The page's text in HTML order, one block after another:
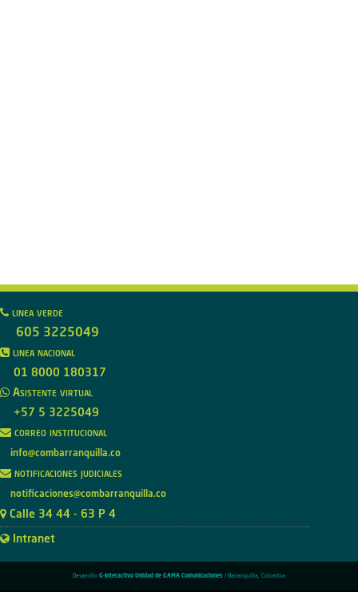
linea verde
605 3225049
linea nacional
01 8000 180317
Asistente virtual
+57 5 3225049
correo institucional
info@combarranquilla.co
notificaciones judiciales
notificaciones@combarranquilla.co
Calle 34 44 - 63 P 4
Intranet
Desarrollo G-Interactivo Unidad de GAMA Comunicaciones / Barranquilla, Colombia